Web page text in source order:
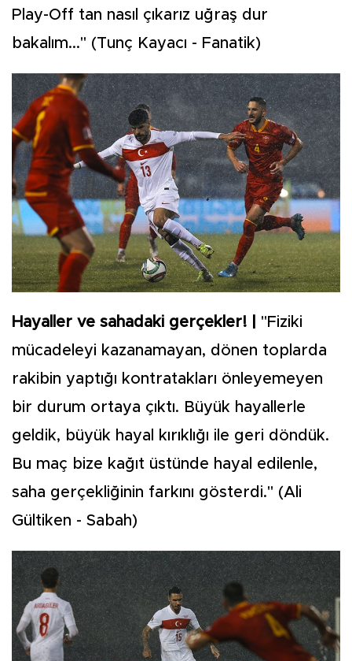
Play-Off tan nasıl çıkarız uğraş dur
bakalım..." (Tunç Kayacı - Fanatik)
Hayaller ve sahadaki gerçekler! | "Fiziki
mücadeleyi kazanamayan, dönen toplarda
rakibin yaptığı kontratakları önleyemeyen
bir durum ortaya çıktı. Büyük hayallerle
geldik, büyük hayal kırıklığı ile geri döndük.
Bu maç bize kağıt üstünde hayal edilenle,
saha gerçekliğinin farkını gösterdi." (Ali
Gültiken - Sabah)